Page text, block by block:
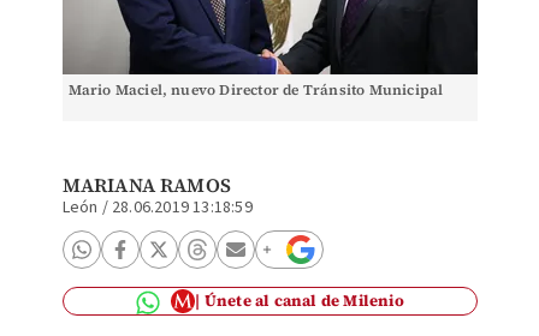
Mario Maciel, nuevo Director de Tránsito Municipal
MARIANA RAMOS
León / 28.06.2019 13:18:59
Únete al canal de Milenio